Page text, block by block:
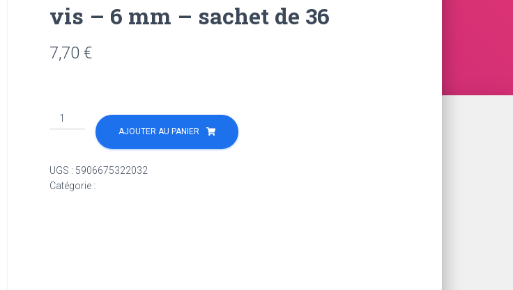
vis – 6 mm – sachet de 36
7,70 €
quantité
de
UNO
avec
AJOUTER AU PANIER
UGS : 5906675322032
Catégorie :